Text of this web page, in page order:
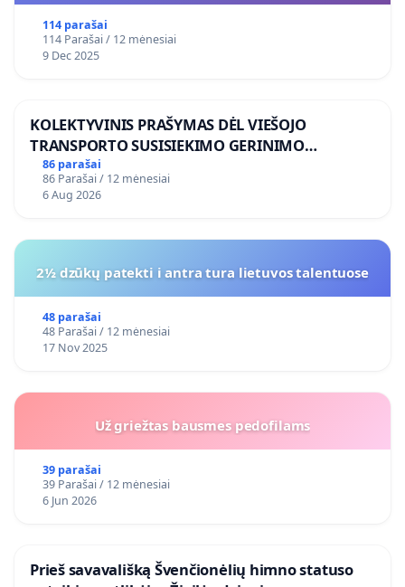
114 parašai
114 Parašai / 12 mėnesiai
9 Dec 2025
KOLEKTYVINIS PRAŠYMAS DĖL VIEŠOJO
TRANSPORTO SUSISIEKIMO GERINIMO
VOSYLIUKŲ KAIME
86 parašai
86 Parašai / 12 mėnesiai
6 Aug 2026
2½ dzūkų patekti i antra tura lietuvos talentuose
48 parašai
48 Parašai / 12 mėnesiai
17 Nov 2025
Už griežtas bausmes pedofilams
39 parašai
39 Parašai / 12 mėnesiai
6 Jun 2026
​Prieš savavališką Švenčionėlių himno statuso